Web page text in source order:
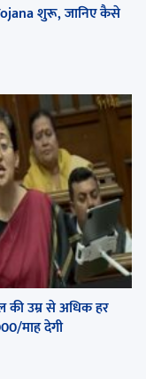
शुरू, जानिए कैसे
की उम्र से अधिक हर
माह देगी